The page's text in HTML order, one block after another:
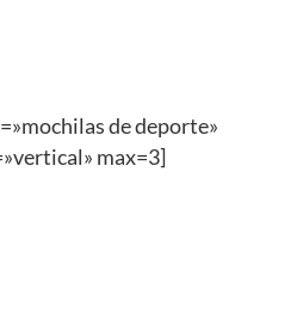
de deporte»
max=3]